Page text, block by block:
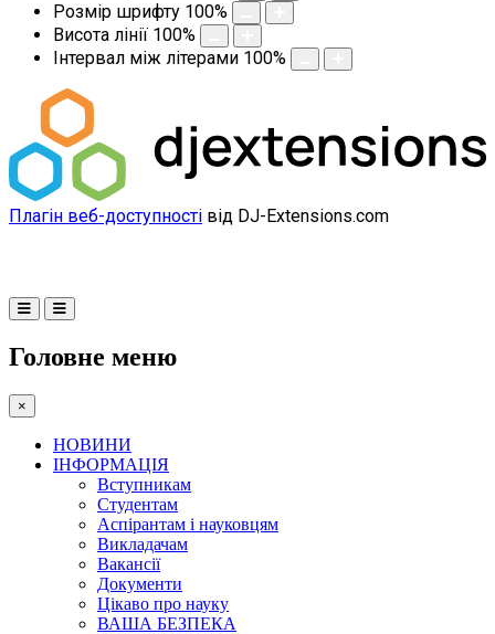
Розмір шрифту 100%
Висота лінії 100%
Інтервал між літерами 100%
Плагін веб-доступності від DJ-Extensions.com
Головне меню
×
НОВИНИ
ІНФОРМАЦІЯ
Вступникам
Студентам
Аспірантам і науковцям
Викладачам
Вакансії
Документи
Цікаво про науку
ВАША БЕЗПЕКА